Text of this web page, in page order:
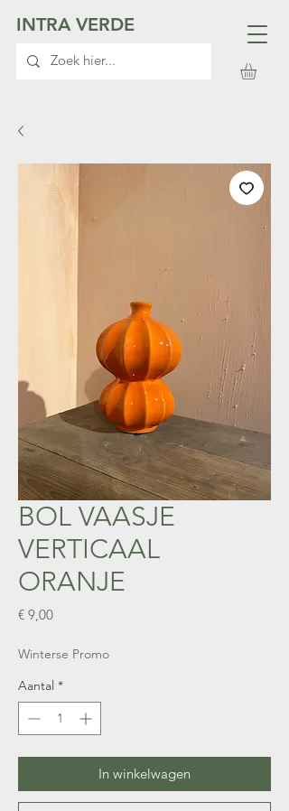
INTRA VERDE
BOL VAASJE
VERTICAAL
ORANJE
€ 9,00Prijs
Winterse Promo
Aantal *
In winkelwagen